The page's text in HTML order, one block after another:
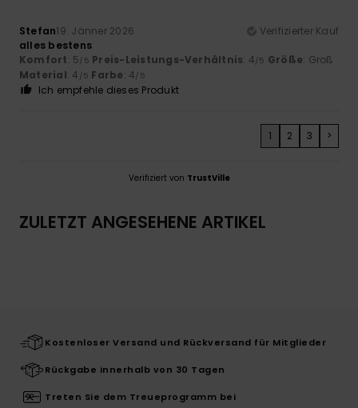
Stefan19. Jänner 2026
Verifizierter Kauf
alles bestens
Komfort: 5/5 Preis-Leistungs-Verhältnis: 4/5 Größe: Groß
Material: 4 /5 Farbe: 4/5
Ich empfehle dieses Produkt
1 2 3 >
Verifiziert von TrustVille
ZULETZT ANGESEHENE ARTIKEL
Kostenloser Versand und Rückversand für Mitglieder
Rückgabe innerhalb von 30 Tagen
Treten Sie dem Treueprogramm bei